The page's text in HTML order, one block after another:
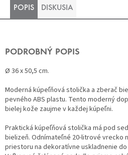
POPIS DISKUSIA
PODROBNÝ POPIS
Ø 36 x 50,5 cm.
Moderná kúpeľňová stolička a zberač
pevného ABS plastu. Tento moderný
bielej kože zaujme v každej kúpeľni.
Praktická kúpeľňová stolička má pod
bielizeň. Odnímateľné 20-litrové vrecko
priestoru na dekoratívne uskladnenie